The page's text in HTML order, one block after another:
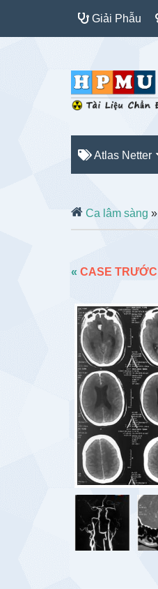
Giải Phẫu
Atlas Netter
Ca lâm sàng »
« CASE TRƯỚC